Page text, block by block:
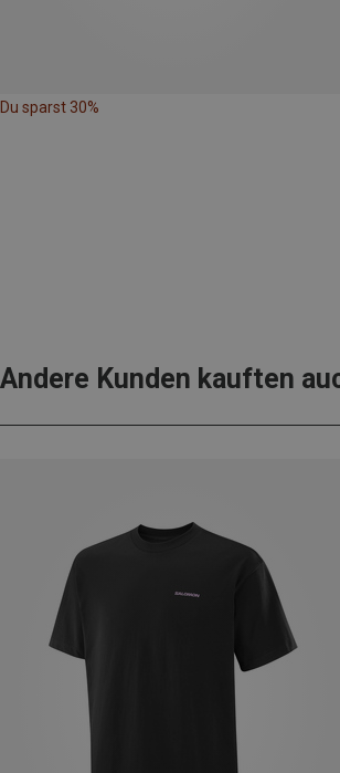
Du sparst 30%
Andere Kunden kauften